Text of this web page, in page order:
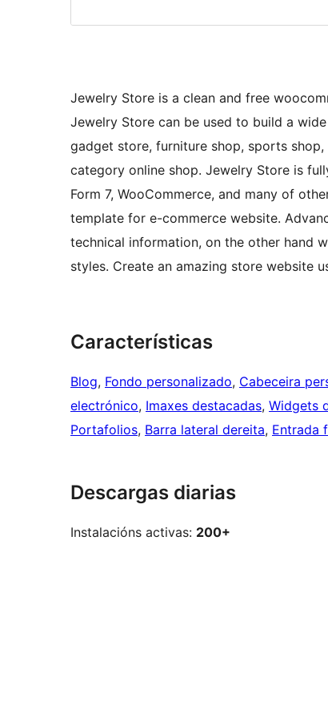
Jewelry Store is a clean and free
Jewelry Store can be used to build a
gadget store, furniture shop, sports
category online shop. Jewelry Store is
Form 7, WooCommerce, and many of
template for e-commerce website.
technical information, on the other hand
styles. Create an amazing store website
Características
Blog, Fondo personalizado, Cabeceira
electrónico, Imaxes destacadas, Widgets
Portafolios, Barra lateral dereita, Entrada
Descargas diarias
Instalacións activas: 200+